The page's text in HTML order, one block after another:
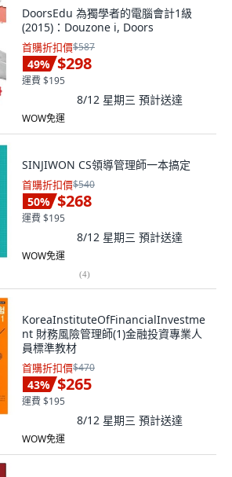
DoorsEdu 為獨學者的電腦會計1級
(2015)：Douzone i, Doors
首購折扣價$587
49% $298
運費 $195
8/12 星期三 預計送達
WOW免運
SINJIWON CS領導管理師一本搞定
首購折扣價$540
50% $268
運費 $195
8/12 星期三 預計送達
WOW免運
(4)
KoreaInstituteOfFinancialInvestme
nt 財務風險管理師(1)金融投資專業人
員標準教材
首購折扣價$470
43% $265
運費 $195
8/12 星期三 預計送達
WOW免運